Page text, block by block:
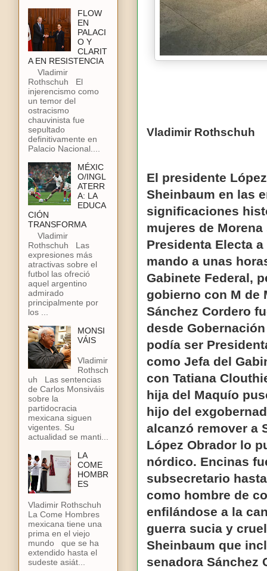
Vladimir Rothschuh
El presidente
Sheinbaum en las
significaciones
mujeres de
Presidenta Electa
mando a unas
Gabinete Federal,
gobierno con M de
Sánchez Cordero
desde
podía ser
como Jefa del
con Tatiana
hija del Maquío
hijo del
alcanzó remover a
López Obrador lo
nórdico. Encinas
subsecretario
como hombre de
enfilándose a la
guerra sucia y
Sheinbaum que
senadora Sánchez
FLOW
EN
PALACI
O Y
CLARIT
A EN RESISTENCIA
Vladimir
Rothschuh El
injerencismo como
un temor del
ostracismo
chauvinista fue
sepultado
definitivamente en
Palacio Nacional....
MÉXIC
O/INGL
ATERR
A: LA
EDUCA
CIÓN
TRANSFORMA
Vladimir
Rothschuh Las
expresiones más
atractivas sobre el
futbol las ofreció
aquel argentino
admirado
principalmente por
los ...
MONSI
VÁIS
Vladimir
Rothsch
uh Las sentencias
de Carlos Monsiváis
sobre la
partidocracia
mexicana siguen
vigentes. Su
actualidad se manti...
LA
COME
HOMBR
ES
Vladimir Rothschuh
La Come Hombres
mexicana tiene una
prima en el viejo
mundo que se ha
extendido hasta el
sudeste asiát...